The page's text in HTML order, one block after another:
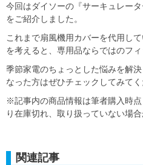
今回はダイソーの『サーキュレー
をご紹介しました。
これまで扇風機用カバーを代用し
を考えると、専用品ならではのフ
季節家電のちょっとした悩みを解
なった方はぜひチェックしてみてく
※記事内の商品情報は筆者購入時
り在庫切れ、取り扱っていない場合
関連記事